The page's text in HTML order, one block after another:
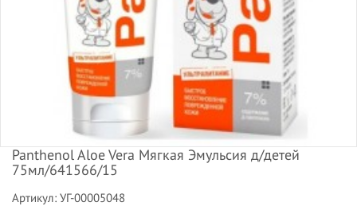
Panthenol Aloe Vera Мягкая Эмульсия д/детей
75мл/641566/15
Артикул: УГ-00005048